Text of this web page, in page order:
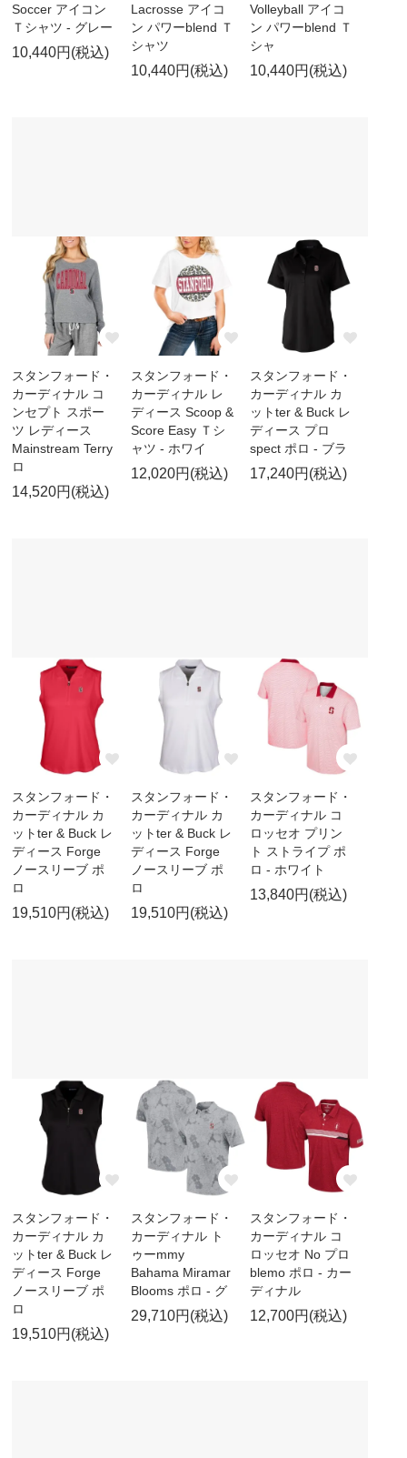
Soccer アイコン
Ｔシャツ - グレー
10,440円(税込)
Lacrosse アイコ
ン パワーblend Ｔ
シャツ
10,440円(税込)
Volleyball アイコ
ン パワーblend Ｔ
シャ
10,440円(税込)
スタンフォード・
カーディナル コ
ンセプト スポー
ツ レディース
Mainstream Terry
ロ
14,520円(税込)
スタンフォード・
カーディナル レ
ディース Scoop &
Score Easy Ｔシ
ャツ - ホワイ
12,020円(税込)
スタンフォード・
カーディナル カ
ットter & Buck レ
ディース プロ
spect ポロ - ブラ
17,240円(税込)
スタンフォード・
カーディナル カ
ットter & Buck レ
ディース Forge
ノースリーブ ポ
ロ
19,510円(税込)
スタンフォード・
カーディナル カ
ットter & Buck レ
ディース Forge
ノースリーブ ポ
ロ
19,510円(税込)
スタンフォード・
カーディナル コ
ロッセオ プリン
ト ストライプ ポ
ロ - ホワイト
13,840円(税込)
スタンフォード・
カーディナル カ
ットter & Buck レ
ディース Forge
ノースリーブ ポ
ロ
19,510円(税込)
スタンフォード・
カーディナル ト
ゥーmmy
Bahama Miramar
Blooms ポロ - グ
29,710円(税込)
スタンフォード・
カーディナル コ
ロッセオ No プロ
blemo ポロ - カー
ディナル
12,700円(税込)